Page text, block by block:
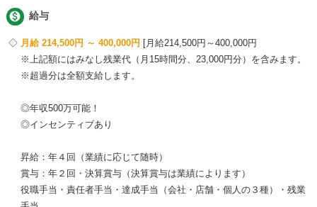
 給与
月給 214,500円 ～ 400,000円
月給214,500円～400,000円
※上記額にはみなし残業代（月15時間分、23,000円分）を含みます。
※超過分は全額支給します。
◎年収500万可能！
◎インセンティブあり
昇給：年４回（業績に応じて随時）
賞与：年２回・決算賞与（決算賞与は業績によります）
役職手当・責任者手当・達成手当（会社・店舗・個人の３種）・残業